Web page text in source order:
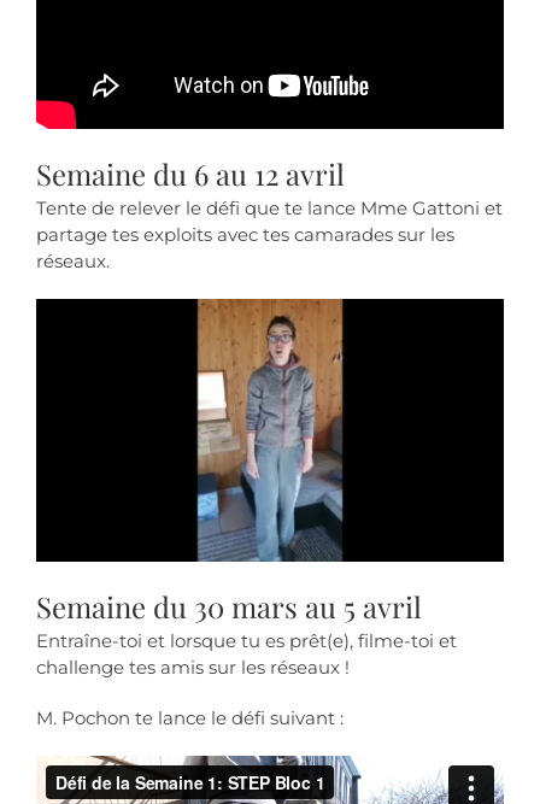
Semaine du 6 au 12 avril
Tente de relever le défi que te lance Mme Gattoni et
partage tes exploits avec tes camarades sur les
réseaux.
Semaine du 30 mars au 5 avril
Entraîne-toi et lorsque tu es prêt(e), filme-toi et
challenge tes amis sur les réseaux !
M. Pochon te lance le défi suivant :